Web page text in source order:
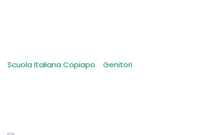
Scuola Italiana Copiapo Genitori